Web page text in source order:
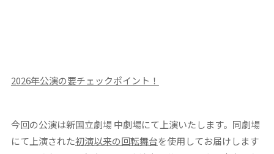
2026年公演の要チェックポイント！
今回の公演は新国立劇場 中劇場にて上演いたします。同劇場
にて上演された初演以来の回転舞台を使用してお届けします